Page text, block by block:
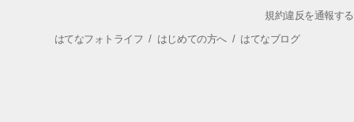
規約違反を通報する
はてなフォトライフ / はじめての方へ/ はてなブログ